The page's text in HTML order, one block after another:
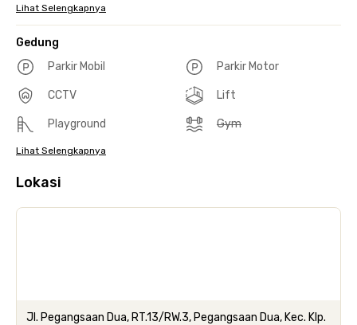
Lihat Selengkapnya
Gedung
Parkir Mobil
Parkir Motor
CCTV Lift
Playground Gym
Lihat Selengkapnya
Lokasi
Jl. Pegangsaan Dua, RT.13/RW.3, Pegangsaan Dua, Kec. Klp.